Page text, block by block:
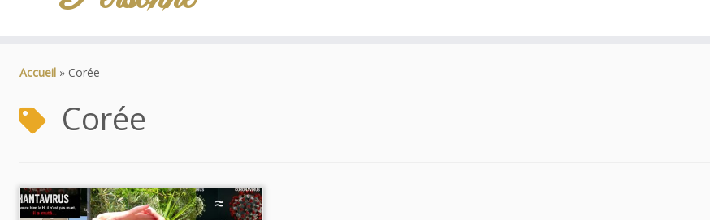
Accueil » Corée
Corée